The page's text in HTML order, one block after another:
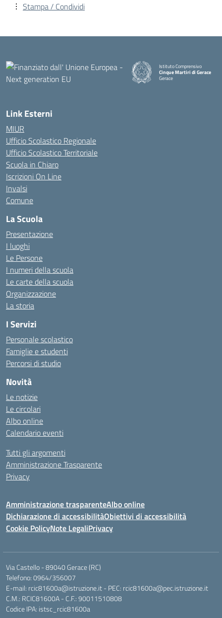
Stampa / Condividi
Istituto Comprensivo
Cinque Martiri di Gerace
Gerace
Link Esterni
MIUR
Ufficio Scolastico Regionale
Ufficio Scolastico Territoriale
Scuola in Chiaro
Iscrizioni On Line
Invalsi
Comune
La Scuola
Presentazione
I luoghi
Le Persone
I numeri della scuola
Le carte della scuola
Organizzazione
La storia
I Servizi
Personale scolastico
Famiglie e studenti
Percorsi di studio
Novità
Le notizie
Le circolari
Albo online
Calendario eventi
Tutti gli argomenti
Amministrazione Trasparente
Privacy
Amministrazione trasparenteAlbo online
Dichiarazione di accessibilitàObiettivi di accessibilità
Cookie PolicyNote LegaliPrivacy
Via Castello - 89040 Gerace (RC)
Telefono: 0964/356007
E-mail: rcic81600a@istruzione.it - PEC: rcic81600a@pec.istruzione.it
C.M.: RCIC81600A - C.F.: 90011510808
Codice IPA: istsc_rcic81600a